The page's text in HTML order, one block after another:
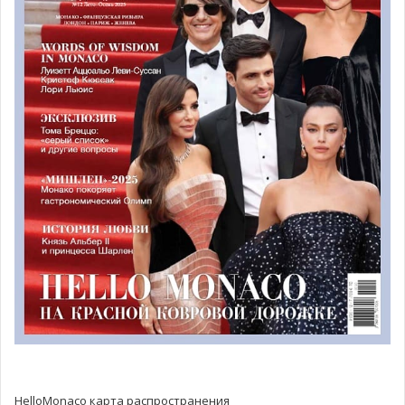
Гийом Роз, Альбер Кроези и Джастин Хайман @MEB
Миссии в Дубае и странах
Персидского залива в январе
2022
Мероприятие также послужило прекрасной платформой
для подготовки к выездной миссии в Дубай с 25 по 29
января следующего года. В рамках этой встречи был
разработан план, предоставляющий компаниям Монако
возможность развивать бизнес со странами
Персидского залива и их специализированными
учреждениями:
— Торгово-промышленная палата Дубая;
HelloMonaco карта распространения